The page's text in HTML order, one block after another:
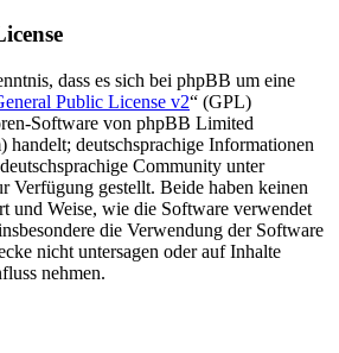
dass es sich bei phpBB um eine
Public License v2“ (GPL)
Software von phpBB Limited
deutschsprachige Informationen
Community unter
Verfügung gestellt. Beide haben keinen
und Weise, wie die Software verwendet
die Verwendung der Software
nicht untersagen oder auf Inhalte
nehmen.